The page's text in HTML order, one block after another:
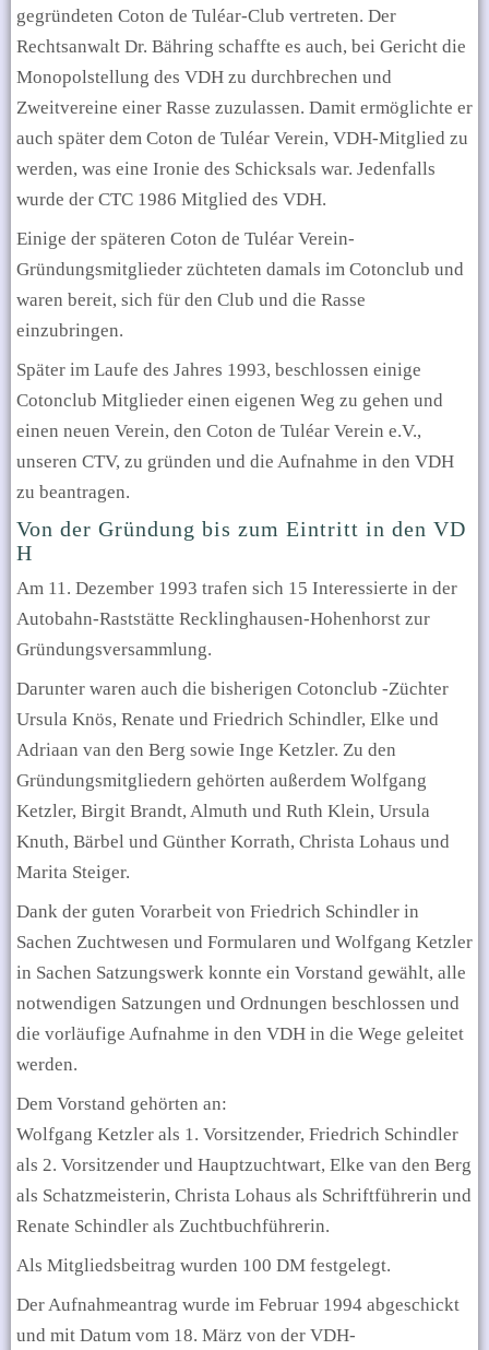
gegründeten Coton de Tuléar-Club vertreten. Der
Rechtsanwalt Dr. Bähring schaffte es auch, bei Gericht die
Monopolstellung des VDH zu durchbrechen und
Zweitvereine einer Rasse zuzulassen. Damit ermöglichte er
auch später dem Coton de Tuléar Verein, VDH-Mitglied zu
werden, was eine Ironie des Schicksals war. Jedenfalls
wurde der CTC 1986 Mitglied des VDH.
Einige der späteren Coton de Tuléar Verein-
Gründungsmitglieder züchteten damals im Cotonclub und
waren bereit, sich für den Club und die Rasse
einzubringen.
Später im Laufe des Jahres 1993, beschlossen einige
Cotonclub Mitglieder einen eigenen Weg zu gehen und
einen neuen Verein, den Coton de Tuléar Verein e.V.,
unseren CTV, zu gründen und die Aufnahme in den VDH
zu beantragen.
Von der Gründung bis zum Eintritt in den VD
H
Am 11. Dezember 1993 trafen sich 15 Interessierte in der
Autobahn-Raststätte Recklinghausen-Hohenhorst zur
Gründungsversammlung.
Darunter waren auch die bisherigen Cotonclub -Züchter
Ursula Knös, Renate und Friedrich Schindler, Elke und
Adriaan van den Berg sowie Inge Ketzler. Zu den
Gründungsmitgliedern gehörten außerdem Wolfgang
Ketzler, Birgit Brandt, Almuth und Ruth Klein, Ursula
Knuth, Bärbel und Günther Korrath, Christa Lohaus und
Marita Steiger.
Dank der guten Vorarbeit von Friedrich Schindler in
Sachen Zuchtwesen und Formularen und Wolfgang Ketzler
in Sachen Satzungswerk konnte ein Vorstand gewählt, alle
notwendigen Satzungen und Ordnungen beschlossen und
die vorläufige Aufnahme in den VDH in die Wege geleitet
werden.
Dem Vorstand gehörten an:
Wolfgang Ketzler als 1. Vorsitzender, Friedrich Schindler
als 2. Vorsitzender und Hauptzuchtwart, Elke van den Berg
als Schatzmeisterin, Christa Lohaus als Schriftführerin und
Renate Schindler als Zuchtbuchführerin.
Als Mitgliedsbeitrag wurden 100 DM festgelegt.
Der Aufnahmeantrag wurde im Februar 1994 abgeschickt
und mit Datum vom 18. März von der VDH-